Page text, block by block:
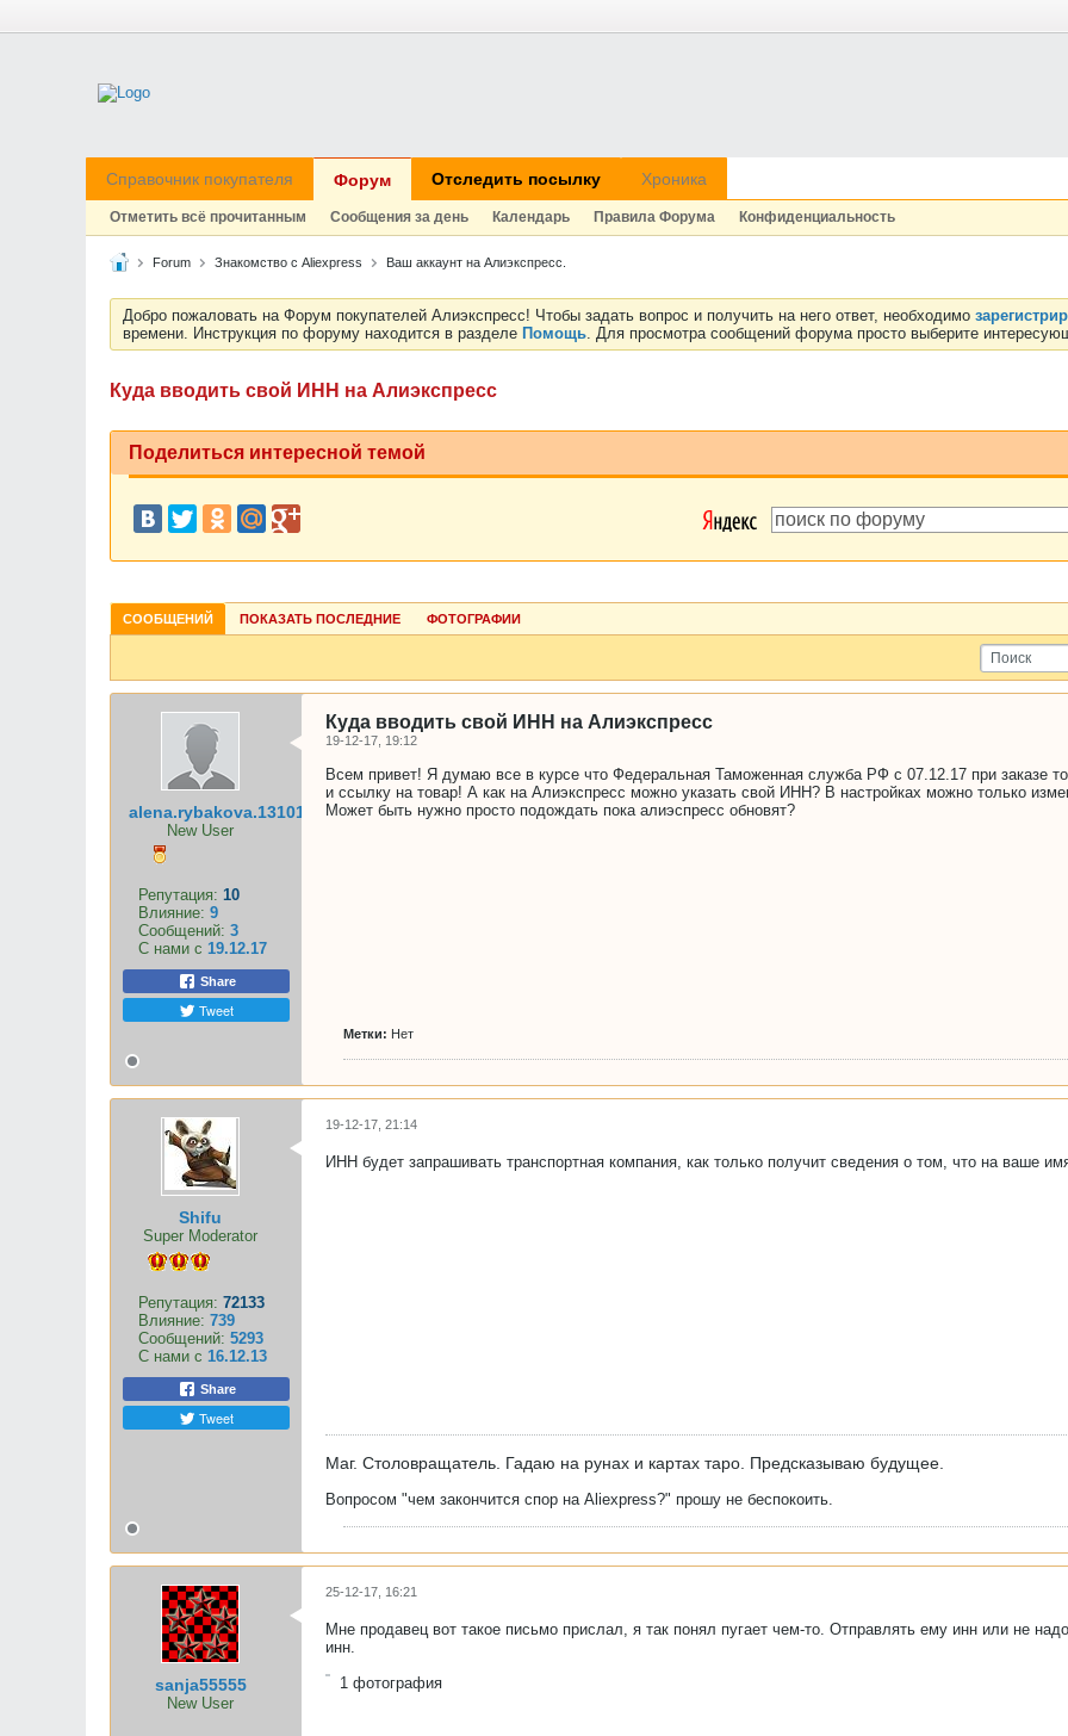
Справочник покупателя Форум Отследить посылку Хроника
Отметить всё прочитанным Сообщения за день Календарь Правила Форума Конфиденциальность
Forum Знакомство с Aliexpress Ваш аккаунт на Алиэкспресс.
Добро пожаловать на Форум покупателей Алиэкспресс! Чтобы задать вопрос и получить на него ответ, необходимо
времени. Инструкция по форуму находится в разделе Помощь. Для просмотра сообщений форума просто выберите
Куда вводить свой ИНН на Алиэкспресс
Поделиться интересной темой
СООБЩЕНИЙ ПОКАЗАТЬ ПОСЛЕДНИЕ ФОТОГРАФИИ
alena.rybakova.13101993
New User
Репутация: 10
Влияние: 9
Сообщений: 3
С нами с 19.12.17
Share
Tweet
Куда вводить свой ИНН на Алиэкспресс
19-12-17, 19:12
Всем привет! Я думаю все в курсе что Федеральная Таможенная служба РФ с 07.12.17 при заказе
и ссылку на товар! А как на Алиэкспресс можно указать свой ИНН? В настройках можно только
Может быть нужно просто подождать пока алиэспресс обновят?
Метки: Нет
Shifu
Super Moderator
Репутация: 72133
Влияние: 739
Сообщений: 5293
С нами с 16.12.13
Share
Tweet
19-12-17, 21:14
ИНН будет запрашивать транспортная компания, как только получит сведения о том, что на ваше
Маг. Столовращатель. Гадаю на рунах и картах таро. Предсказываю будущее.
Вопросом "чем закончится спор на Aliexpress?" прошу не беспокоить.
sanja55555
New User
25-12-17, 16:21
Мне продавец вот такое письмо прислал, я так понял пугает чем-то. Отправлять ему инн или не
инн.
1 фотография